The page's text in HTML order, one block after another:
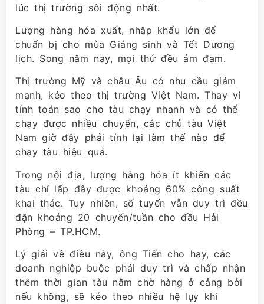
lúc thị trường sôi động nhất.
Lượng hàng hóa xuất, nhập khẩu lớn để
chuẩn bị cho mùa Giáng sinh và Tết Dương
lịch. Song năm nay, mọi thứ đều ảm đạm.
Thị trường Mỹ và châu Âu có nhu cầu giảm
mạnh, kéo theo thị trường Việt Nam. Thay vì
tính toán sao cho tàu chạy nhanh và có thể
chạy được nhiều chuyến, các chủ tàu Việt
Nam giờ đây phải tính lại làm thế nào để
chạy tàu hiệu quả.
Trong nội địa, lượng hàng hóa ít khiến các
tàu chỉ lấp đầy được khoảng 60% công suất
khai thác. Tuy nhiên, số tuyến vẫn duy trì đều
đặn khoảng 20 chuyến/tuần cho đầu Hải
Phòng – TP.HCM.
Lý giải về điều này, ông Tiến cho hay, các
doanh nghiệp buộc phải duy trì và chấp nhận
thêm thời gian tàu nằm chờ hàng ở cảng bởi
nếu không, sẽ kéo theo nhiều hệ lụy khi